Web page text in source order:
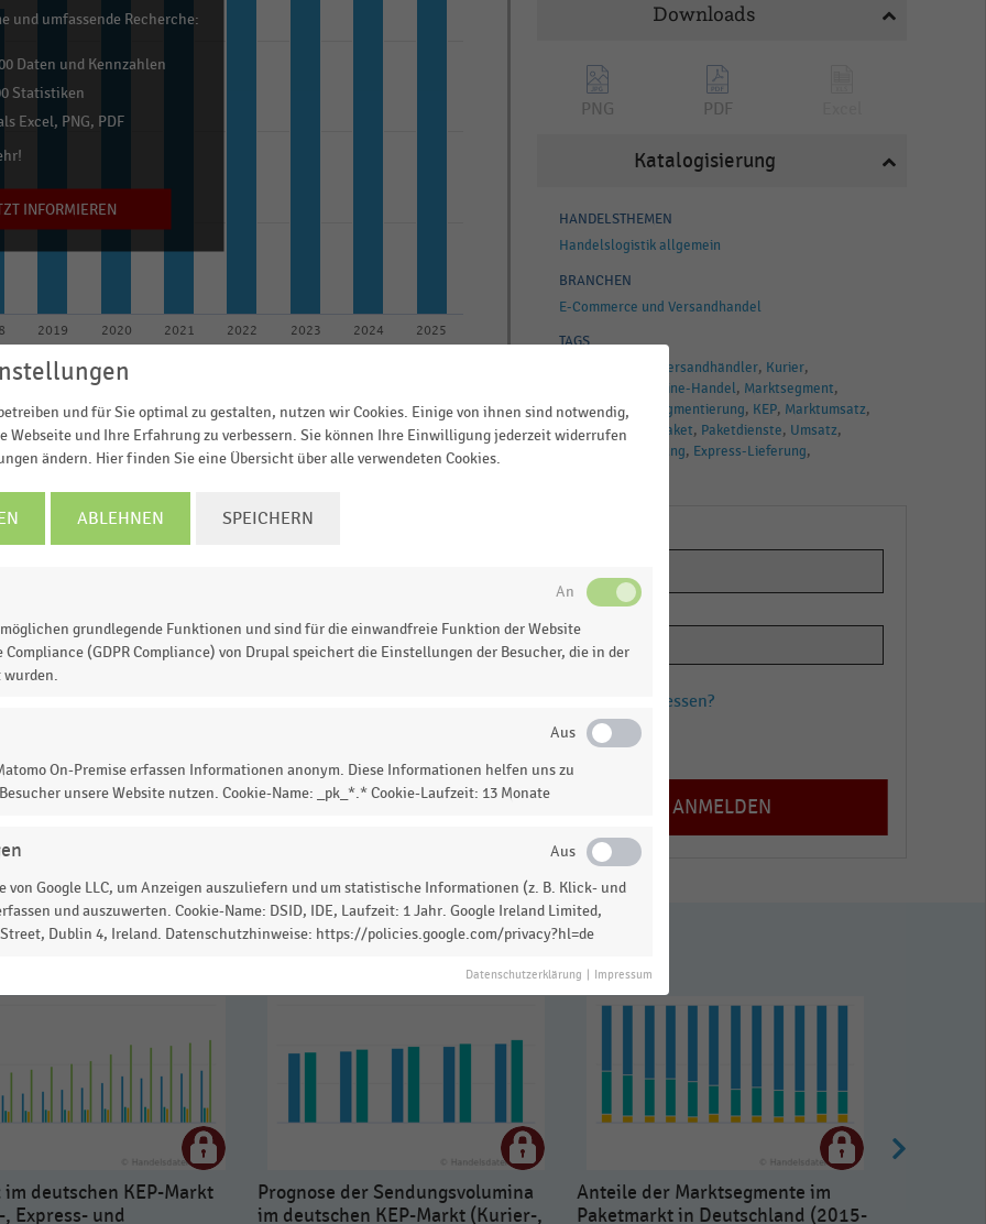
2019 2020 2021 2022 2023 2024 2025
und umfassende Recherche:
Daten und Kennzahlen
Statistiken
Excel, PNG, PDF
INFORMIEREN
für Kurier-, Express- und Paketdienste
setzte die KEP-Branche insgesamt
Statistik? Jetzt einloggen oder
Downloads
PNG PDF
Katalogisierung
HANDELSTHEMEN
Handelslogistik allgemein
BRANCHEN
E-Commerce und Versandhandel
TAGS
Versandhändler Kurier
Versand- und Online-Handel Marktsegment
Express Marktsegmentierung KEP Marktumsatz
Online-Handel
Paket Paketdienste Umsatz
Umsatzveränderung Express-Lieferung
Passwort vergessen?
Registrieren
im deutschen KEP-Markt
Express- und
Prognose der Sendungsvolumina
im deutschen KEP-Markt (Kurier-,
Anteile der Marktsegmente im
Paketmarkt in Deutschland (2015-
und für Sie optimal zu gestalten, nutzen wir Cookies. Einige von ihnen sind notwendig,
Webseite und Ihre Erfahrung zu verbessern. Sie können Ihre Einwilligung jederzeit widerrufen
ändern. Hier finden Sie eine Übersicht über alle verwendeten Cookies.
ABLEHNEN SPEICHERN
grundlegende Funktionen und sind für die einwandfreie Funktion der Website
(GDPR Compliance) von Drupal speichert die Einstellungen der Besucher, die in der
wurden.
On-Premise erfassen Informationen anonym. Diese Informationen helfen uns zu
unsere Website nutzen. Cookie-Name: _pk_*.* Cookie-Laufzeit: 13 Monate
von Google LLC, um Anzeigen auszuliefern und um statistische Informationen (z. B. Klick- und
und auszuwerten. Cookie-Name: DSID, IDE, Laufzeit: 1 Jahr. Google Ireland Limited,
Street, Dublin 4, Ireland. Datenschutzhinweise: https://policies.google.com/privacy?hl=de
Datenschutzerklärung Impressum